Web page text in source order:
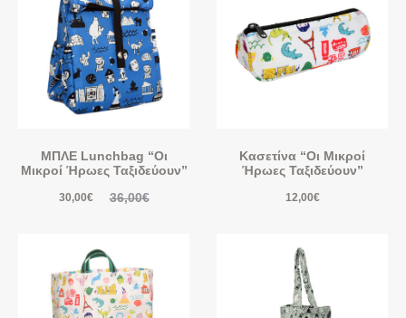
ΜΠΛΕ Lunchbag “Οι
Μικροί Ήρωες Ταξιδεύουν”
36,00€
30,00€
Κασετίνα “Οι Μικροί
Ήρωες Ταξιδεύουν”
12,00€